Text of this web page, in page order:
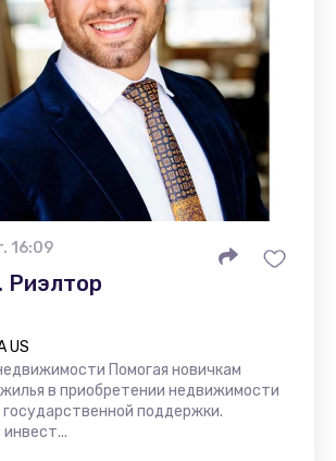
16:09
Риэлтор
US
Помогая новичкам
в приобретении недвижимости
поддержки.